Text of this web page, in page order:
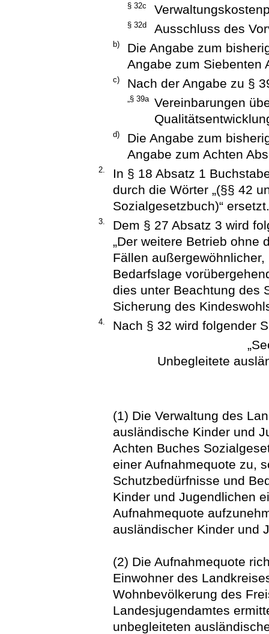
§ 32c
§ 32d Ausschluss des
b)
Die Angabe zum
Angabe zum Siebenten
c) Nach der Angabe zu §
„§ 39a Vereinbarungen
d)
Die Angabe zum
Angabe zum Achten
2.
In § 18 Absatz 1
durch die Wörter „(§§ 42
Sozialgesetzbuch)“ ersetzt.
3.
Dem § 27 Absatz 3 wird
„Der weitere Betrieb ohne
Fällen
Bedarfslage
dies unter Beachtung des
Sicherung des
4.
Nach § 32 wird folgender
Unbegleitete
(1) Die Verwaltung des
ausländische Kinder und
Achten Buches
einer Aufnahmequote zu,
Schutzbedürfnisse und
Kinder und Jugendlichen
Aufnahmequote
ausländischer Kinder und
(2) Die Aufnahmequote
Einwohner des
Wohnbevölkerung des
Landesjugendamtes
unbegleiteten